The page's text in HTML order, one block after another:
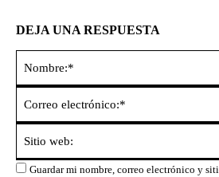
DEJA UNA RESPUESTA
Guardar mi nombre, correo electrónico y